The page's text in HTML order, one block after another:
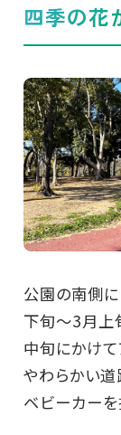
四季の花
公園の南側に
下旬～3月上
中旬にかけて
やわらかい道
ベビーカーを